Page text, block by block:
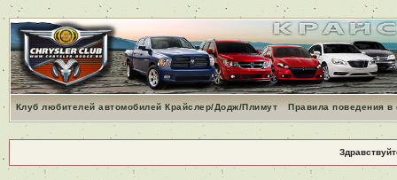
Клуб любителей автомобилей Крайслер/Додж/Плимут Правила поведения